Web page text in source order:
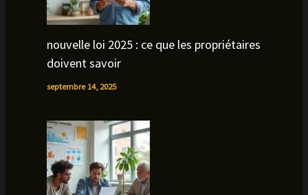
nouvelle loi 2025 : ce que les propriétaires
doivent savoir
septembre 14, 2025